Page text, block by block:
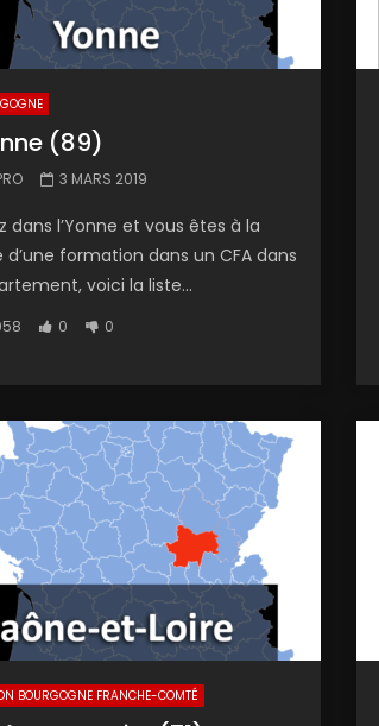
(89)
3 MARS 2019
dans l’Yonne et vous êtes à la
formation dans un CFA dans
voici la liste...
0 0
BOURGOGNE FRANCHE-COMTÉ